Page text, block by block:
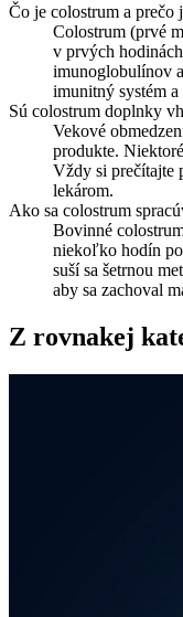
Čo je colostrum a prečo
Colostrum (prvé
v prvých
imunoglobulínov
imunitný systém
Sú colostrum doplnky
Vekové
produkte.
Vždy si prečítajte
lekárom.
Ako sa colostrum
Bovinné
niekoľko hodín po
suší sa šetrnou
aby sa zachoval
Z rovnakej